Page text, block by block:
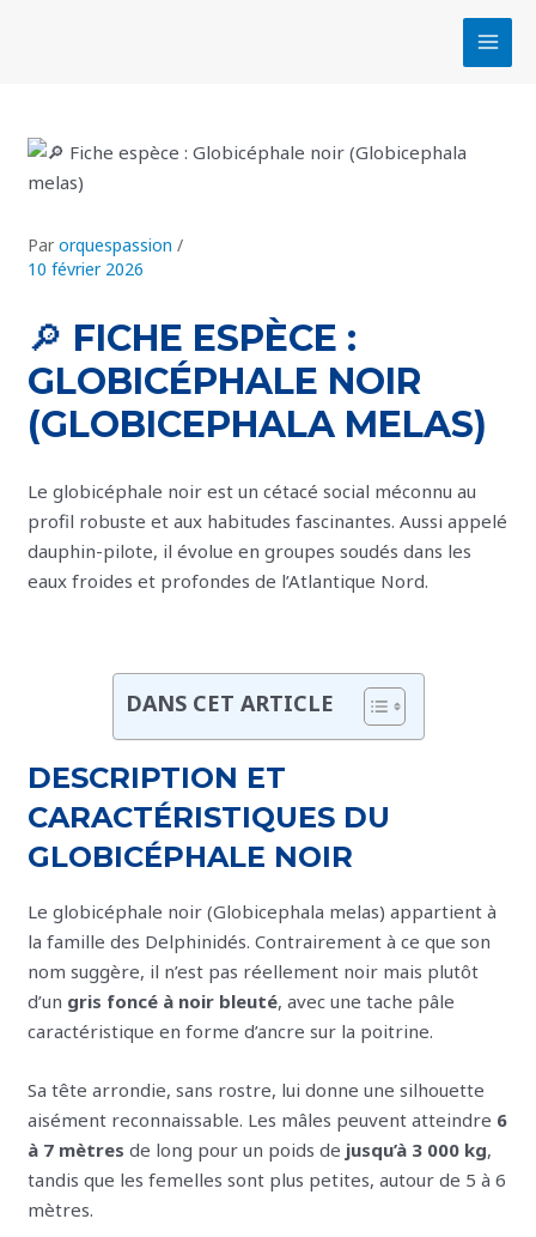
🔎 FICHE ESPÈCE :
GLOBICÉPHALE NOIR
(GLOBICEPHALA MELAS)
Parorquespassion/
10 février 2026
Le globicéphale noir est un cétacé social méconnu au
profil robuste et aux habitudes fascinantes. Aussi appelé
dauphin-pilote, il évolue en groupes soudés dans les
eaux froides et profondes de l’Atlantique Nord.
DANS CET ARTICLE
DESCRIPTION ET
CARACTÉRISTIQUES DU
GLOBICÉPHALE NOIR
Le globicéphale noir (Globicephala melas) appartient à
la famille des Delphinidés. Contrairement à ce que son
nom suggère, il n’est pas réellement noir mais plutôt
d’un gris foncé à noir bleuté, avec une tache pâle
caractéristique en forme d’ancre sur la poitrine.
Sa tête arrondie, sans rostre, lui donne une silhouette
aisément reconnaissable. Les mâles peuvent atteindre 6
à 7 mètres de long pour un poids de jusqu’à 3 000 kg,
tandis que les femelles sont plus petites, autour de 5 à 6
mètres.